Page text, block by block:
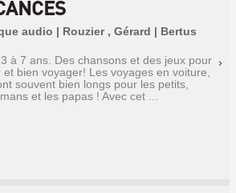
audio | Rouzier , Gérard | Bertus
à 7 ans. Des chansons et des jeux pour
bien voyager! Les voyages en voiture,
souvent bien longs pour les petits,
et les papas ! Avec cet ...